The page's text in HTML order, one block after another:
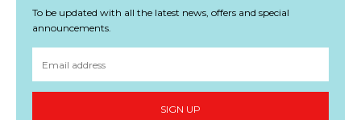
To be updated with all the latest news, offers and special
announcements.
SIGN UP